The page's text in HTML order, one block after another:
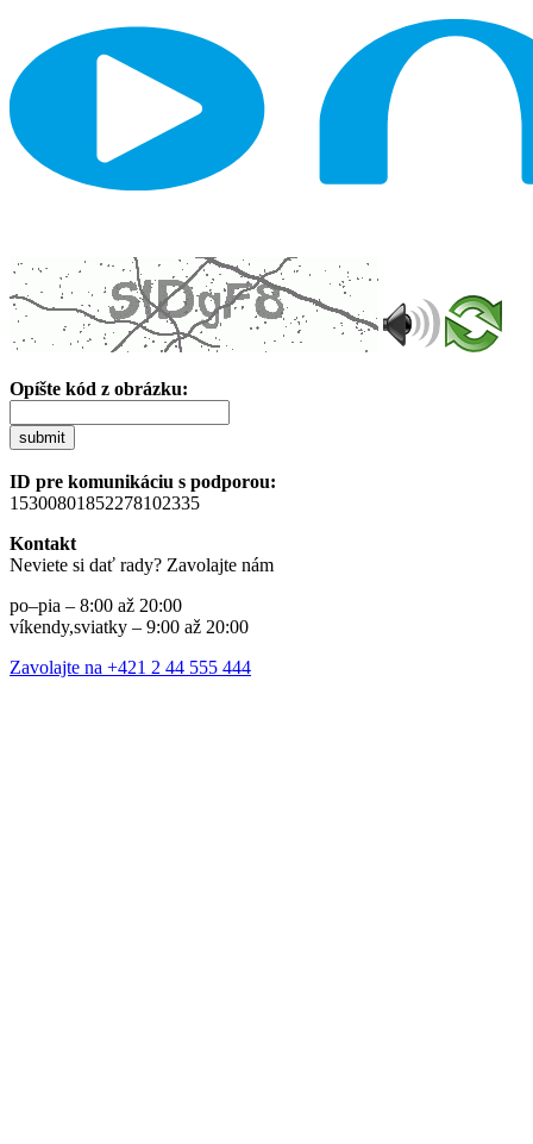
Opíšte kód z obrázku:
submit
ID pre komunikáciu s podporou:
15300801852278102335
Kontakt
Neviete si dať rady? Zavolajte nám
po–pia – 8:00 až 20:00
víkendy,sviatky – 9:00 až 20:00
Zavolajte na +421 2 44 555 444